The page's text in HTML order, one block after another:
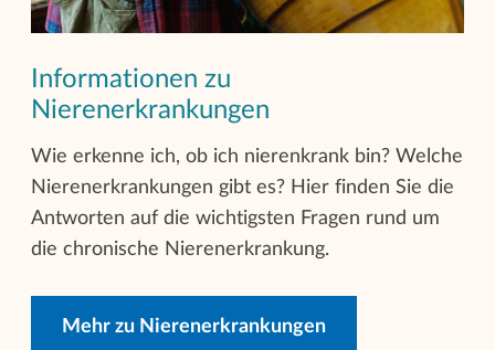
Informationen zu
Nierenerkrankungen
Wie erkenne ich, ob ich nierenkrank bin? Welche
Nierenerkrankungen gibt es? Hier finden Sie die
Antworten auf die wichtigsten Fragen rund um
die chronische Nierenerkrankung.
Mehr zu Nierenerkrankungen